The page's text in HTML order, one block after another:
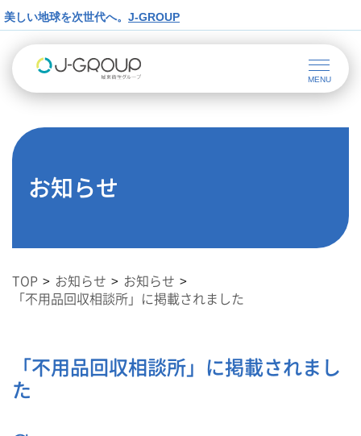
美しい地球を次世代へ。 J-GROUP
お知らせ
TOP お知らせ
お知らせ
「不用品回収相談所」に掲載されました
「不用品回収相談所」に掲載されまし
た